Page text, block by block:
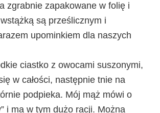
zgrabnie zapakowane w folię i
są prześlicznym i
upominkiem dla naszych
ciastko z owocami suszonymi,
w całości, następnie tnie na
podpieka. Mój mąż mówi o
i ma w tym dużo racji. Można